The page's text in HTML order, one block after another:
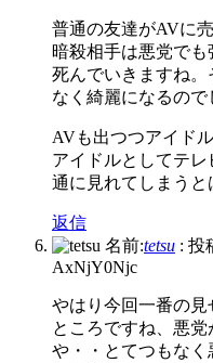
普通の友達がAVに
暗殺相手は悪党で
死んでいきますね
なく綺麗になるので
AVも出つつアイド
アイドルとしてテ
通に見れてしまうと
返信
名前:tetsu : 投
AxNjY0Njc
やはり今回一番の
ところですね、悪
や・・とてつもな